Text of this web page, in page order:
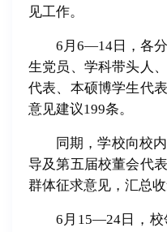
见工作。
6月6—14日，各
生党员、学科带头人
代表、本硕博学生代
意见建议199条。
同期，学校向校
导及第五届校董会代
群体征求意见，汇总
6月15—24日，校